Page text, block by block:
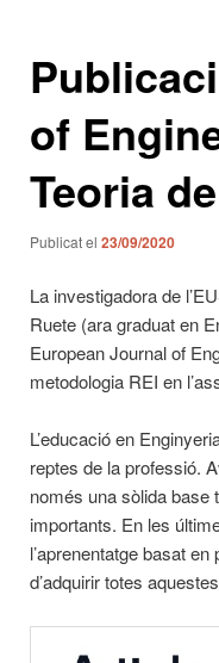
of
Teoria
Publicat el 23/09/2020
La investigadora de
Ruete (ara graduat en
European Journal of
metodologia REI en
L’educació en
reptes de la professió.
només una sòlida
importants. En les
l’aprenentatge basat
d’adquirir totes